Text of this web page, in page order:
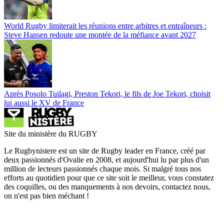
World Rugby limiterait les réunions entre arbitres et entraîneurs :
Steve Hansen redoute une montée de la méfiance avant 2027
Après Posolo Tuilagi, Preston Tekori, le fils de Joe Tekori, choisit
lui aussi le XV de France
Site du ministère du RUGBY
Le Rugbynistere est un site de Rugby leader en France, créé par
deux passionnés d'Ovalie en 2008, et aujourd'hui lu par plus d'un
million de lecteurs passionnés chaque mois. Si malgré tous nos
efforts au quotidien pour que ce site soit le meilleur, vous constatez
des coquilles, ou des manquements à nos devoirs, contactez nous,
on n'est pas bien méchant !